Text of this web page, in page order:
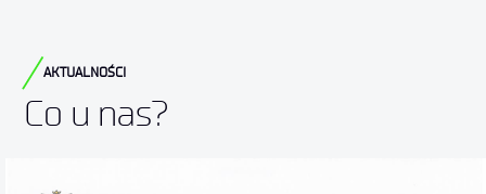
AKTUALNOŚCI
Co u nas?